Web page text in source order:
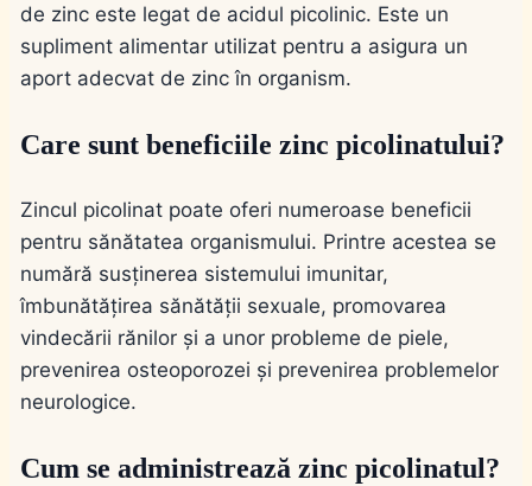
de zinc este legat de acidul picolinic. Este un
supliment alimentar utilizat pentru a asigura un
aport adecvat de zinc în organism.
Care sunt beneficiile zinc picolinatului?
Zincul picolinat poate oferi numeroase beneficii
pentru sănătatea organismului. Printre acestea se
numără susținerea sistemului imunitar,
îmbunătățirea sănătății sexuale, promovarea
vindecării rănilor și a unor probleme de piele,
prevenirea osteoporozei și prevenirea problemelor
neurologice.
Cum se administrează zinc picolinatul?